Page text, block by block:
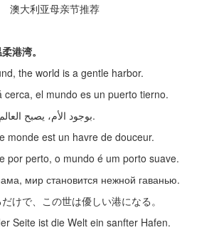
澳大利亚母亲节推荐
港湾。
the world is a gentle harbor.
cerca, el mundo es un puerto tierno.
بوجود الأم، يصبح العالم ميناءً لطيفًا.
monde est un havre de douceur.
por perto, o mundo é um porto suave.
мир становится нежной гаванью.
けで、この世は優しい港になる。
Seite ist die Welt ein sanfter Hafen.